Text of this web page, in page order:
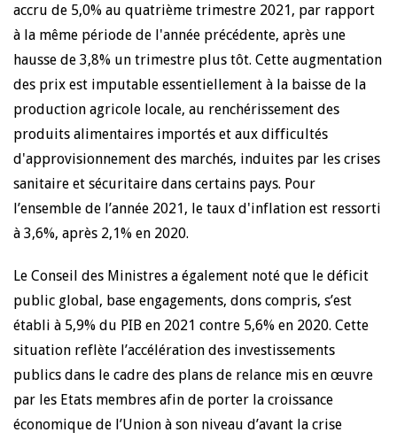
accru de 5,0% au quatrième trimestre 2021, par rapport
à la même période de l'année précédente, après une
hausse de 3,8% un trimestre plus tôt. Cette augmentation
des prix est imputable essentiellement à la baisse de la
production agricole locale, au renchérissement des
produits alimentaires importés et aux difficultés
d'approvisionnement des marchés, induites par les crises
sanitaire et sécuritaire dans certains pays. Pour
l’ensemble de l’année 2021, le taux d'inflation est ressorti
à 3,6%, après 2,1% en 2020.
Le Conseil des Ministres a également noté que le déficit
public global, base engagements, dons compris, s’est
établi à 5,9% du PIB en 2021 contre 5,6% en 2020. Cette
situation reflète l’accélération des investissements
publics dans le cadre des plans de relance mis en œuvre
par les Etats membres afin de porter la croissance
économique de l’Union à son niveau d’avant la crise